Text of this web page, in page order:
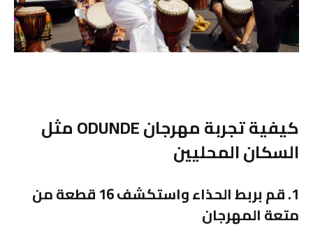
كيفية تجربة مهرجان ODUNDE مثل
السكان المحليين
1. قم بربط الحذاء واستكشف 16 قطعة من
متعة المهرجان